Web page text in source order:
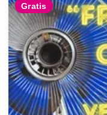
Gratis